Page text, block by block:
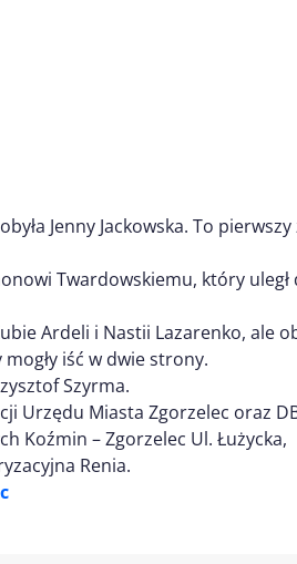
Jenny Jackowska. To
Twardowskiemu, który
Ardeli i Nastii Lazarenko, ale
iść w dwie strony.
Szyrma.
Urzędu Miasta Zgorzelec oraz
Koźmin – Zgorzelec Ul. Łużycka,
Renia.